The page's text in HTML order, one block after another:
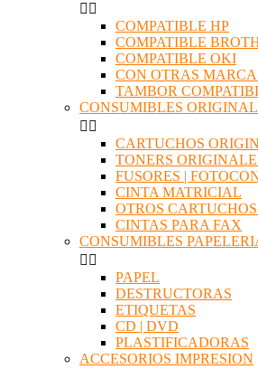
 
COMPATIBLE HP
COMPATIBLE
COMPATIBLE OKI
CON OTRAS
TAMBOR
CONSUMIBLES
 
CARTUCHOS
TONERS
FUSORES |
CINTA MATRICIAL
OTROS
CINTAS PARA FAX
CONSUMIBLES
 
PAPEL
DESTRUCTORAS
ETIQUETAS
CD | DVD
PLASTIFICADORAS
ACCESORIOS IMPRESION